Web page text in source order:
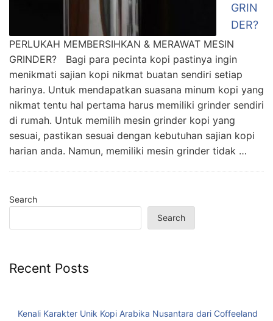
GRIN
DER?
PERLUKAH MEMBERSIHKAN & MERAWAT MESIN
GRINDER? Bagi para pecinta kopi pastinya ingin
menikmati sajian kopi nikmat buatan sendiri setiap
harinya. Untuk mendapatkan suasana minum kopi yang
nikmat tentu hal pertama harus memiliki grinder sendiri
di rumah. Untuk memilih mesin grinder kopi yang
sesuai, pastikan sesuai dengan kebutuhan sajian kopi
harian anda. Namun, memiliki mesin grinder tidak …
Search
Search
Recent Posts
Kenali Karakter Unik Kopi Arabika Nusantara dari Coffeeland